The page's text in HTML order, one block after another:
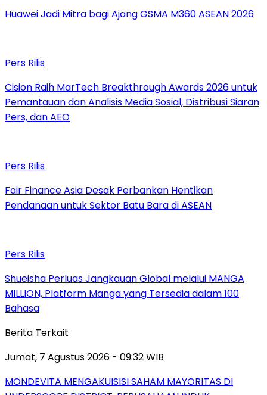
Huawei Jadi Mitra bagi Ajang GSMA M360 ASEAN 2026
Pers Rilis
Cision Raih MarTech Breakthrough Awards 2026 untuk
Pemantauan dan Analisis Media Sosial, Distribusi Siaran
Pers, dan AEO
Pers Rilis
Fair Finance Asia Desak Perbankan Hentikan
Pendanaan untuk Sektor Batu Bara di ASEAN
Pers Rilis
Shueisha Perluas Jangkauan Global melalui MANGA
MILLION, Platform Manga yang Tersedia dalam 100
Bahasa
Berita Terkait
Jumat, 7 Agustus 2026 - 09:32 WIB
MONDEVITA MENGAKUISISI SAHAM MAYORITAS DI